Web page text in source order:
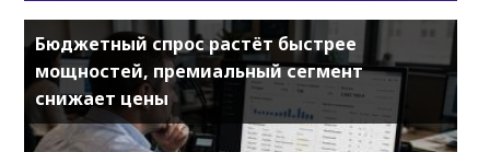
Бюджетный спрос растёт быстрее
мощностей, премиальный сегмент
снижает цены